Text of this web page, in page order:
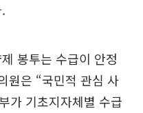
봉투는 수급이 안정
원은 “국민적 관심 사
가 기초지자체별 수급